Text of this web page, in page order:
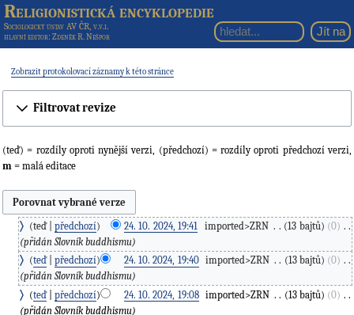
Religionistická encyklopedie
Sociologický ústav AV ČR, v.v.i.
hlavní editor: Zdeněk R. Nešpor
Zobrazit protokolovací záznamy k této stránce
Filtrovat revize
(teď) = rozdíly oproti nynější verzi, (předchozí) = rozdíly oproti předchozí verzi,
m = malá editace
teď předchozí 24. 10. 2024, 19:41 imported>ZRN ‎ 13 bajtů 0
přidán Slovník buddhismu
teď
předchozí 24. 10. 2024, 19:40‎ imported>ZRN ‎ 13 bajtů 0
přidán Slovník buddhismu
teď
předchozí 24. 10. 2024, 19:08‎ imported>ZRN ‎ 13 bajtů 0
přidán Slovník buddhismu